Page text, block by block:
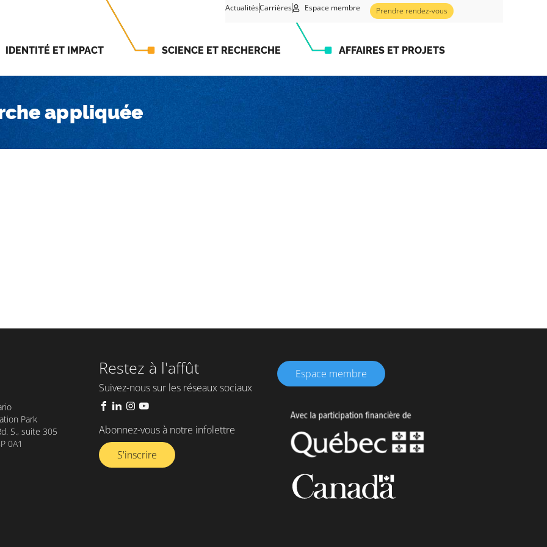
ActualitésCarrières Espace membre Prendre rendez-vous
IDENTITÉ ET IMPACT SCIENCE ET RECHERCHE AFFAIRES ET PROJETS
appliquée
Park
S., suite 305
0A1
Restez à l'affût
Suivez-nous sur les réseaux sociaux
Abonnez-vous à notre infolettre​
S'inscrire
Espace membre